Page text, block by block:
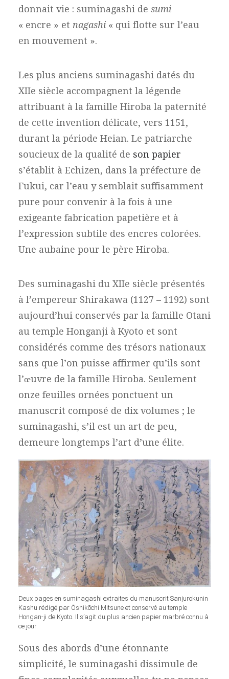
donnait vie : suminagashi de sumi
« encre » et nagashi « qui flotte sur l’eau
en mouvement ».
Les plus anciens suminagashi datés du
XIIe siècle accompagnent la légende
attribuant à la famille Hiroba la paternité
de cette invention délicate, vers 1151,
durant la période Heian. Le patriarche
soucieux de la qualité de son papier
s’établit à Echizen, dans la préfecture de
Fukui, car l’eau y semblait suffisamment
pure pour convenir à la fois à une
exigeante fabrication papetière et à
l’expression subtile des encres colorées.
Une aubaine pour le père Hiroba.
Des suminagashi du XIIe siècle présentés
à l’empereur Shirakawa (1127 – 1192) sont
aujourd’hui conservés par la famille Otani
au temple Honganji à Kyoto et sont
considérés comme des trésors nationaux
sans que l’on puisse affirmer qu’ils sont
l’œuvre de la famille Hiroba. Seulement
onze feuilles ornées ponctuent un
manuscrit composé de dix volumes ; le
suminagashi, s’il est un art de peu,
demeure longtemps l’art d’une élite.
Deux pages en suminagashi extraites du manuscrit Sanjurokunin
Kashu rédigé par Ōshikōchi Mitsune et conservé au temple
Hongan-ji de Kyoto. Il s’agit du plus ancien papier marbré connu à
ce jour.
Sous des abords d’une étonnante
simplicité, le suminagashi dissimule de